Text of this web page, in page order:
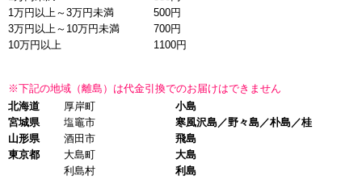
1万円以上～3万円未満
500円
3万円以上～10万円未満
700円
10万円以上
1100円
※下記の地域（離島）は代金引換でのお届けはできません
北海道
厚岸町
小島
宮城県
塩竈市
寒風沢島／野々島／朴島／桂
山形県
酒田市
飛島
東京都
大島町
大島
利島村
利島